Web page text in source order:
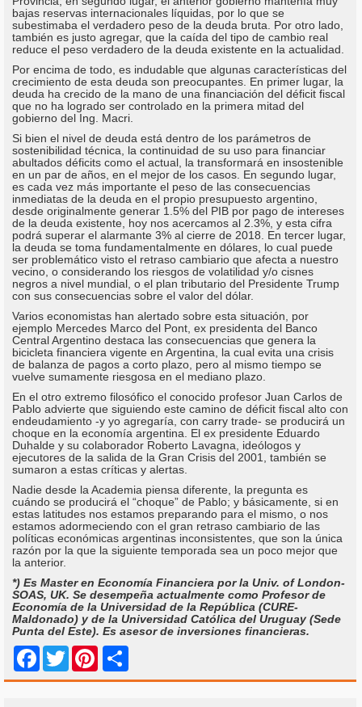
bajas reservas internacionales líquidas, por lo que se
subestimaba el verdadero peso de la deuda bruta. Por otro lado,
también es justo agregar, que la caída del tipo de cambio real
reduce el peso verdadero de la deuda existente en la actualidad.
Por encima de todo, es indudable que algunas características del
crecimiento de esta deuda son preocupantes. En primer lugar, la
deuda ha crecido de la mano de una financiación del déficit fiscal
que no ha logrado ser controlado en la primera mitad del
gobierno del Ing. Macri.
Si bien el nivel de deuda está dentro de los parámetros de
sostenibilidad técnica, la continuidad de su uso para financiar
abultados déficits como el actual, la transformará en insostenible
en un par de años, en el mejor de los casos. En segundo lugar,
es cada vez más importante el peso de las consecuencias
inmediatas de la deuda en el propio presupuesto argentino,
desde originalmente generar 1.5% del PIB por pago de intereses
de la deuda existente, hoy nos acercamos al 2.3%, y esta cifra
podrá superar el alarmante 3% al cierre de 2018. En tercer lugar,
la deuda se toma fundamentalmente en dólares, lo cual puede
ser problemático visto el retraso cambiario que afecta a nuestro
vecino, o considerando los riesgos de volatilidad y/o cisnes
negros a nivel mundial, o el plan tributario del Presidente Trump
con sus consecuencias sobre el valor del dólar.
Varios economistas han alertado sobre esta situación, por
ejemplo Mercedes Marco del Pont, ex presidenta del Banco
Central Argentino destaca las consecuencias que genera la
bicicleta financiera vigente en Argentina, la cual evita una crisis
de balanza de pagos a corto plazo, pero al mismo tiempo se
vuelve sumamente riesgosa en el mediano plazo.
En el otro extremo filosófico el conocido profesor Juan Carlos de
Pablo advierte que siguiendo este camino de déficit fiscal alto con
endeudamiento -y yo agregaría, con carry trade- se producirá un
choque en la economía argentina. El ex presidente Eduardo
Duhalde y su colaborador Roberto Lavagna, ideólogos y
ejecutores de la salida de la Gran Crisis del 2001, también se
sumaron a estas críticas y alertas.
Nadie desde la Academia piensa diferente, la pregunta es
cuándo se producirá el “choque” de Pablo; y básicamente, si en
estas latitudes nos estamos preparando para el mismo, o nos
estamos adormeciendo con el gran retraso cambiario de las
políticas económicas argentinas inconsistentes, que son la única
razón por la que la siguiente temporada sea un poco mejor que
la anterior.
*) Es Master en Economía Financiera por la Univ. of London-
SOAS, UK. Se desempeña actualmente como Profesor de
Economía de la Universidad de la República (CURE-
Maldonado) y de la Universidad Católica del Uruguay (Sede
Punta del Este). Es asesor de inversiones financieras.
Facebook
Twitter Pinterest